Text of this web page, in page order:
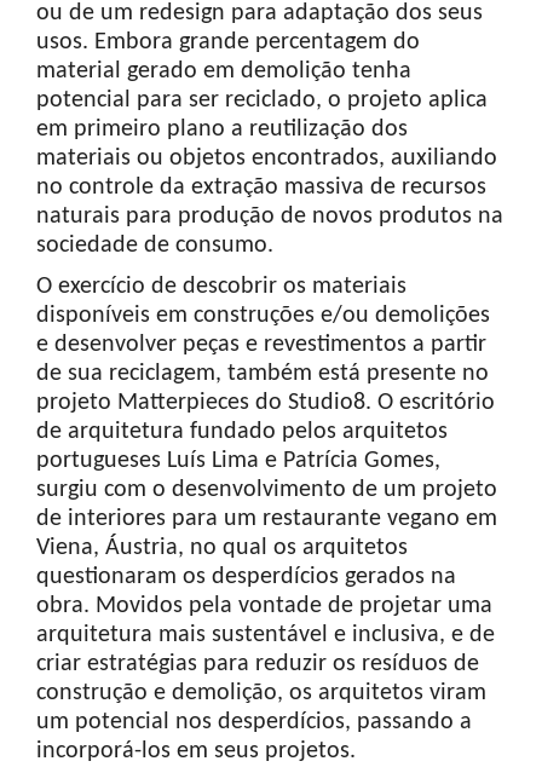
ou de um redesign para adaptação dos seus
usos. Embora grande percentagem do
material gerado em demolição tenha
potencial para ser reciclado, o projeto aplica
em primeiro plano a reutilização dos
materiais ou objetos encontrados, auxiliando
no controle da extração massiva de recursos
naturais para produção de novos produtos na
sociedade de consumo.
O exercício de descobrir os materiais
disponíveis em construções e/ou demolições
e desenvolver peças e revestimentos a partir
de sua reciclagem, também está presente no
projeto Matterpieces do Studio8. O escritório
de arquitetura fundado pelos arquitetos
portugueses Luís Lima e Patrícia Gomes,
surgiu com o desenvolvimento de um projeto
de interiores para um restaurante vegano em
Viena, Áustria, no qual os arquitetos
questionaram os desperdícios gerados na
obra. Movidos pela vontade de projetar uma
arquitetura mais sustentável e inclusiva, e de
criar estratégias para reduzir os resíduos de
construção e demolição, os arquitetos viram
um potencial nos desperdícios, passando a
incorporá-los em seus projetos.